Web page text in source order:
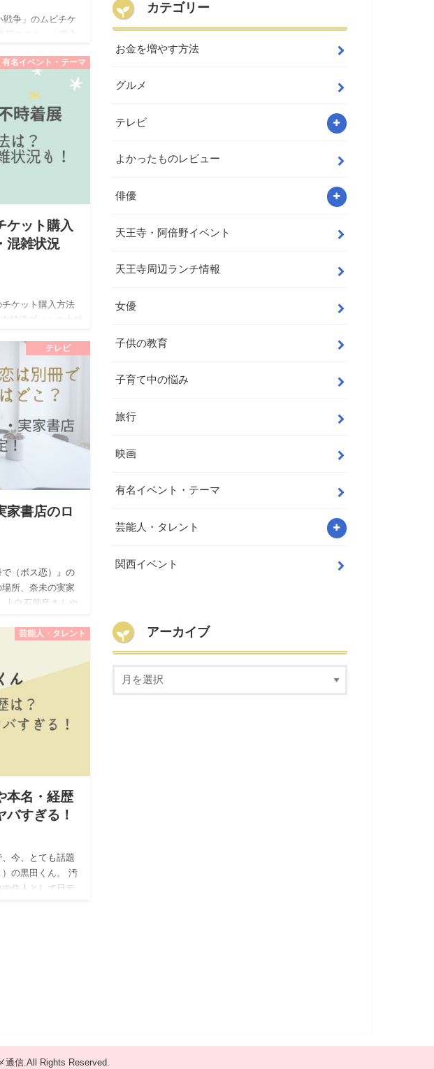
戦争」のムビチケ
日のチケット購入
太の宇宙小戦争」
有名イベント・テーマ
ケット購入
混雑状況
ケット購入方法
韓流ブームの火付
と少なくないは
テレビ
家書店のロ
（ボス恋）』の
所、奈未の実家
上白石萌音さんや
芸能人・タレント
本名・経歴
すぎる！
今、とても話題
の黒田くん。 汚
住人として日テ
カテゴリー
お金を増やす方法
グルメ
テレビ
よかったものレビュー
俳優
天王寺・阿倍野イベント
天王寺周辺ランチ情報
女優
子供の教育
子育て中の悩み
旅行
映画
有名イベント・テーマ
芸能人・タレント
関西イベント
アーカイブ
通信.All Rights Reserved.